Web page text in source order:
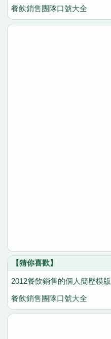
餐飲銷售團隊口號大全
【猜你喜歡】
2012餐飲銷售的個人簡歷模版
餐飲銷售團隊口號大全